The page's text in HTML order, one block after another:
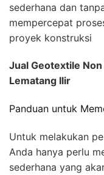
sederhana dan
mempercepat
proyek konstruksi
Jual Geotextile
Lematang Ilir
Panduan untuk
Untuk melakukan
Anda hanya perlu
sederhana yang